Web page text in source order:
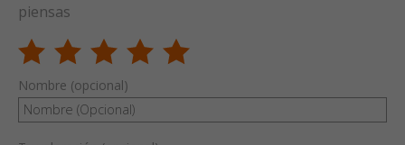
piensas
Nombre (opcional)